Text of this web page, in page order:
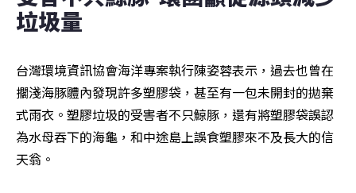
垃圾量
台灣環境資訊協會海洋專案執行陳姿蓉表示，過去也曾在
擱淺海豚體內發現許多塑膠袋，甚至有一包未開封的拋棄
式雨衣。塑膠垃圾的受害者不只鯨豚，還有將塑膠袋誤認
為水母吞下的海龜，和中途島上誤食塑膠來不及長大的信
天翁。